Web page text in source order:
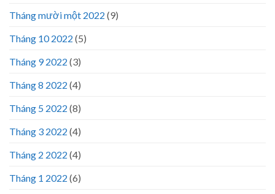
Tháng mười một 2022 (9)
Tháng 10 2022 (5)
Tháng 9 2022 (3)
Tháng 8 2022 (4)
Tháng 5 2022 (8)
Tháng 3 2022 (4)
Tháng 2 2022 (4)
Tháng 1 2022 (6)